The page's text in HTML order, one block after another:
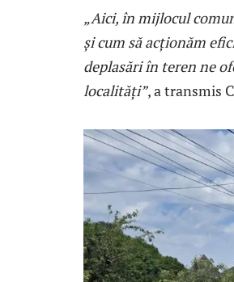
„Aici, în mijlocul
și cum să acționăm
deplasări în teren ne
localități”, a transmis